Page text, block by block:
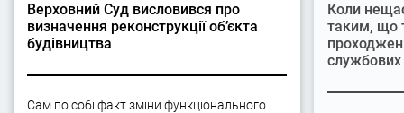
Верховний Суд висловився про
визначення реконструкції об’єкта
будівництва
Сам по собі факт зміни функціонального
Коли
таким, що
службових